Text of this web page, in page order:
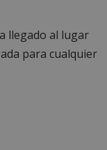
llegado al lugar
para cualquier